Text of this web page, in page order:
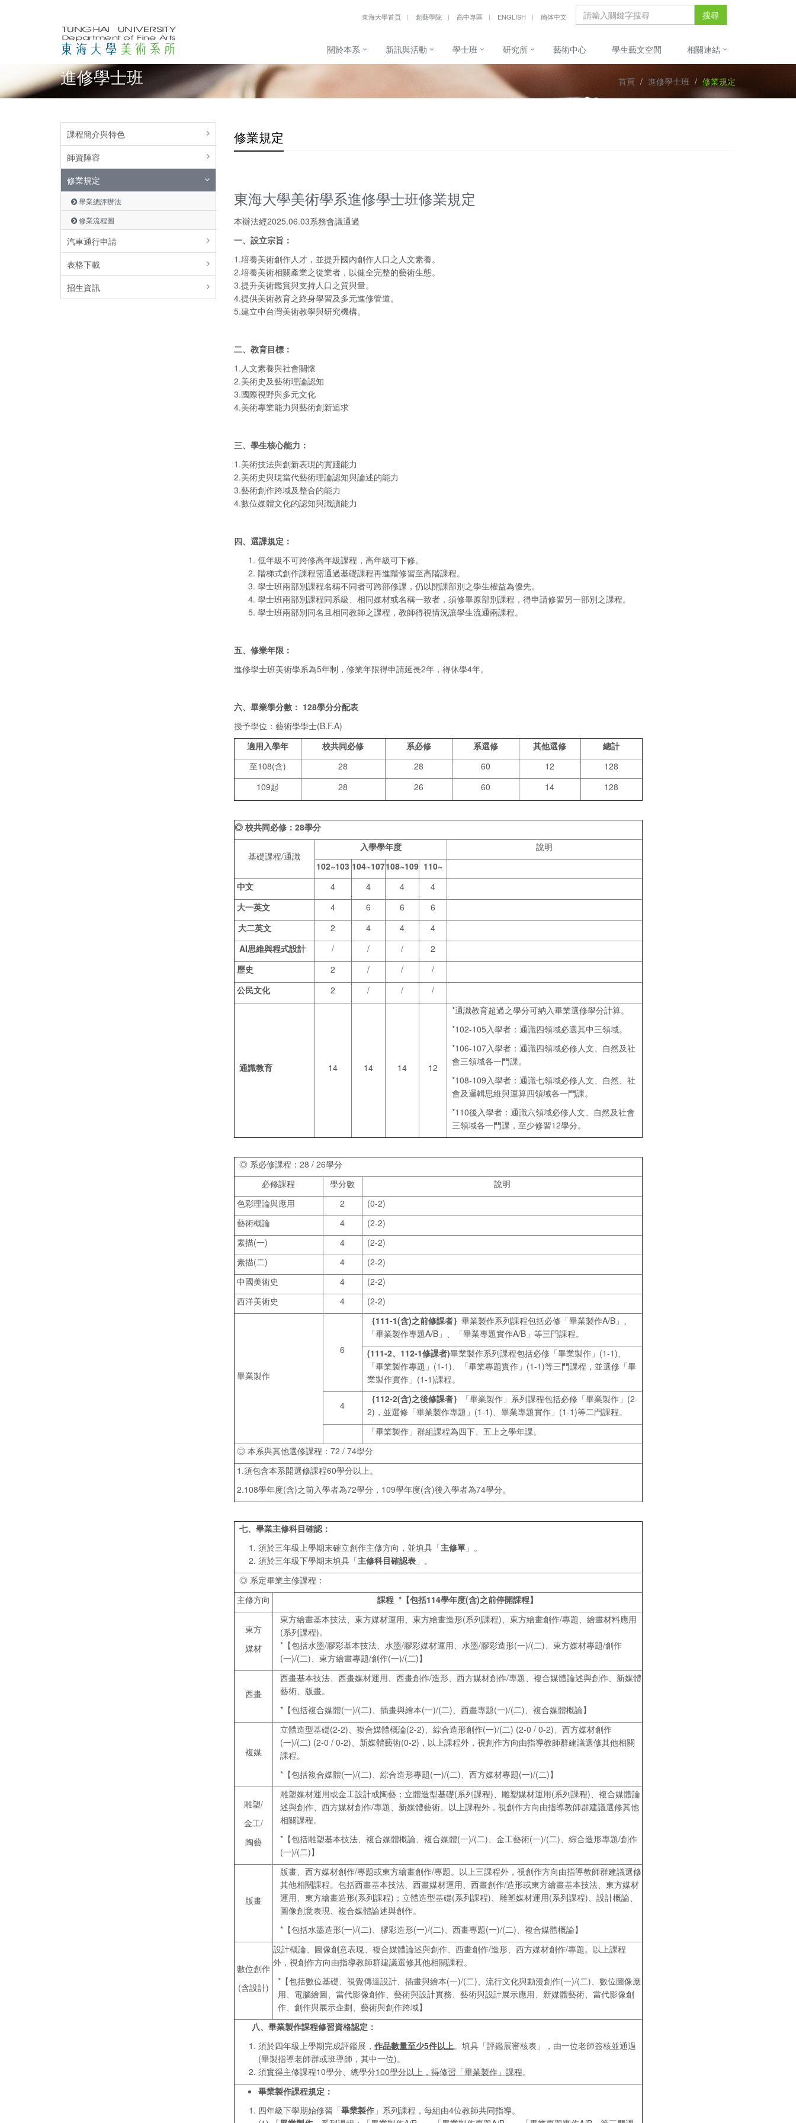
東海大學首頁 創藝學院 高中專區 ENGLISH 簡体中文 搜尋
關於本系 新訊與活動 學士班 研究所 藝術中心 學生藝文空間 相關連結
進修學士班 首頁 進修學士班 修業規定
課程簡介與特色
師資陣容
修業規定
畢業總評辦法
修業流程圖
汽車通行申請
表格下載
招生資訊
修業規定
東海大學美術學系進修學士班修業規定
本辦法經2025.06.03系務會議通過
一、設立宗旨：
1.培養美術創作人才，並提升國內創作人口之人文素養。
2.培養美術相關產業之從業者，以健全完整的藝術生態。
3.提升美術鑑賞與支持人口之質與量。
4.提供美術教育之終身學習及多元進修管道。
5.建立中台灣美術教學與研究機構。
二、教育目標：
1.人文素養與社會關懷
2.美術史及藝術理論認知
3.國際視野與多元文化
4.美術專業能力與藝術創新追求
三、學生核心能力：
1.美術技法與創新表現的實踐能力
2.美術史與現當代藝術理論認知與論述的能力
3.藝術創作跨域及整合的能力
4.數位媒體文化的認知與識讀能力
四、選課規定：
低年級不可跨修高年級課程，高年級可下修。
階梯式創作課程需通過基礎課程再進階修習至高階課程。
學士班兩部別課程名稱不同者可跨部修課，仍以開課部別之學生權益為優先。
學士班兩部別課程同系級、相同媒材或名稱一致者，須修畢原部別課程，得申請修習另一部別之課程。
學士班兩部別同名且相同教師之課程，教師得視情況讓學生流通兩課程。
五、修業年限：
進修學士班美術學系為5年制，修業年限得申請延長2年，得休學4年。
六、 畢業學分數： 128學分分配表
授予學位：藝術學學士(B.F.A)
適用入學年
校共同必修 系必修 系選修 其他選修
總計
至108(含)
28 28 60 12
128
109起
28 26 60 14 128
◎ 校共同必修：28學分
基礎課程/通識
入學學年度
說明
102~103 104~107108~109 110~
中文
4 4 4
4
大一英文
4 6 6
6
大二英文
2 4 4
4
AI思維與程式設計 / / /
2
歷史
2 / /
/
公民文化
2 / / /
通識教育 14 14 14 12
*通識教育超過之學分可納入畢業選修學分計算。
*102-105入學者：通識四領域必選其中三領域。
*106-107入學者：通識四領域必修人文、自然及社
會三領域各一門課。
*108-109入學者：通識七領域必修人文、自然、社
會及邏輯思維與運算四領域各一門課。
*110後入學者：通識六領域必修人文、自然及社會
三領域各一門課，至少修習12學分。
◎ 系必修課程：28 / 26學分
必修課程
學分數
說明
色彩理論與應用
2
(0-2)
藝術概論
4
(2-2)
素描(一)
4
(2-2)
素描(二)
4
(2-2)
中國美術史
4
(2-2)
西洋美術史
4 (2-2)
畢業製作
6
｛111-1(含)之前修課者｝ 畢業製作系列課程包括必修「畢業製作A/B」、
「畢業製作專題A/B」、「畢業專題實作A/B」等三門課程。
(111-2、112-1修課者)畢業製作系列課程包括必修「畢業製作」(1-1)、
「畢業製作專題」(1-1)、「畢業專題實作」(1-1)等三門課程，並選修「畢
業製作實作」(1-1)課程。
4
｛112-2(含)之後修課者｝
「畢業製作」系列課程包括必修「畢業製作」(2-
2)，並選修「畢業製作專題」(1-1)、畢業專題實作」(1-1)等二門課程。
「畢業製作」群組課程為四下、五上之學年課。
◎ 本系與其他選修課程：72 / 74學分
1.須包含本系開選修課程60學分以上。
2.108學年度(含)之前入學者為72學分，109學年度(含)後入學者為74學分。
七、畢業主修科目確認：
須於三年級上學期末確立創作主修方向，並填具「主修單」。
須於三年級下學期末填具「主修科目確認表」。
◎ 系定畢業主修課程：
主修方向
課程 *【包括114學年度(含)之前停開課程】
東方
媒材
東方繪畫基本技法、東方媒材運用、東方繪畫造形(系列課程)、東方繪畫創作/專題、繪畫材料應用
(系列課程)。
*【包括水墨/膠彩基本技法、水墨/膠彩媒材運用、水墨/膠彩造形(一)/(二)、東方媒材專題/創作
(一)/(二)、東方繪畫專題/創作(一)/(二)】
西畫
西畫基本技法、西畫媒材運用、西畫創作/造形、西方媒材創作/專題、複合媒體論述與創作、新媒體
藝術、版畫。
*【包括複合媒體(一)/(二)、插畫與繪本(一)/(二)、西畫專題(一)/(二)、複合媒體概論】
複媒
立體造型基礎(2-2)、複合媒體概論(2-2)、綜合造形創作(一)/(二) (2-0 / 0-2)、西方媒材創作
(一)/(二) (2-0 / 0-2)、新媒體藝術(0-2)，以上課程外，視創作方向由指導教師群建議選修其他相關
課程。
*【包括複合媒體(一)/(二)、綜合造形專題(一)/(二)、西方媒材專題(一)/(二)】
雕塑/
金工/
陶藝
雕塑媒材運用或金工設計或陶藝；立體造型基礎(系列課程)、雕塑媒材運用(系列課程)、複合媒體論
述與創作、西方媒材創作/專題、新媒體藝術。以上課程外，視創作方向由指導教師群建議選修其他
相關課程。
*【包括雕塑基本技法、複合媒體概論、複合媒體(一)/(二)、金工藝術(一)/(二)、綜合造形專題/創作
(一)/(二)】
版畫
版畫、西方媒材創作/專題或東方繪畫創作/專題。以上三課程外，視創作方向由指導教師群建議選修
其他相關課程。包括西畫基本技法、西畫媒材運用、西畫創作/造形或東方繪畫基本技法、東方媒材
運用、東方繪畫造形(系列課程)；立體造型基礎(系列課程)、雕塑媒材運用(系列課程)、設計概論、
圖像創意表現、複合媒體論述與創作。
*【包括水墨造形(一)/(二)、膠彩造形(一)/(二)、西畫專題(一)/(二)、複合媒體概論】
數位創作
(含設計)
設計概論、圖像創意表現、複合媒體論述與創作、西畫創作/造形、西方媒材創作/專題。以上課程
外，視創作方向由指導教師群建議選修其他相關課程。
*【包括數位基礎、視覺傳達設計、插畫與繪本(一)/(二)、流行文化與動漫創作(一)/(二)、數位圖像應
用、電腦繪圖、當代影像創作、藝術與設計實務、藝術與設計展示應用、新媒體藝術、當代影像創
作、創作與展示企劃、藝術與創作跨域】
八、畢業製作課程修習資格認定：
須於四年級上學期完成評鑑展， 作品數量至少5件以上。填具「評鑑展審核表」，由一位老師簽核並通過
(畢製指導老師群或班導師，其中一位)。
須實得主修課程10學分、總學分100學分以上，得修習「畢業製作」課程。
畢業製作課程規定：
四年級下學期始修習「畢業製作」系列課程，每組由4位教師共同指導。